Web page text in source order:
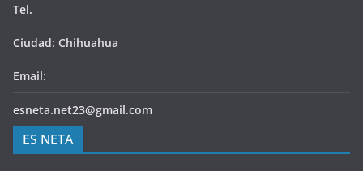
Tel.
Ciudad: Chihuahua
Email:
esneta.net23@gmail.com
ES NETA